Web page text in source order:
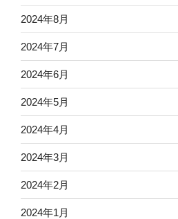
2024年8月
2024年7月
2024年6月
2024年5月
2024年4月
2024年3月
2024年2月
2024年1月